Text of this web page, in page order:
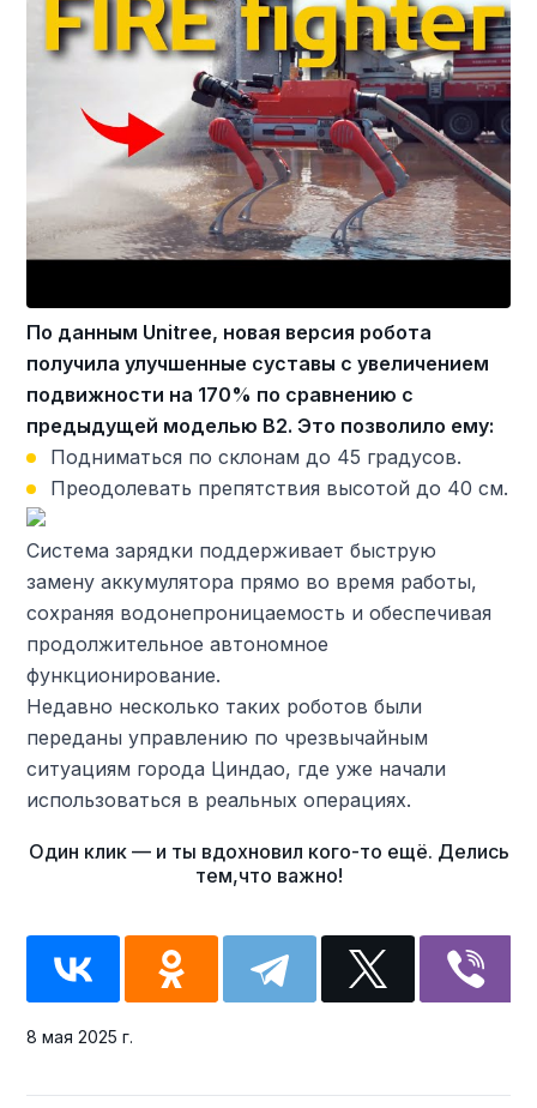
По данным Unitree, новая версия робота
получила улучшенные суставы с увеличением
подвижности на 170% по сравнению с
предыдущей моделью B2. Это позволило ему:
Подниматься по склонам до 45 градусов.
Преодолевать препятствия высотой до 40 см.
Система зарядки поддерживает быструю
замену аккумулятора прямо во время работы,
сохраняя водонепроницаемость и обеспечивая
продолжительное автономное
функционирование.
Недавно несколько таких роботов были
переданы управлению по чрезвычайным
ситуациям города Циндао, где уже начали
использоваться в реальных операциях.
8 мая 2025 г.